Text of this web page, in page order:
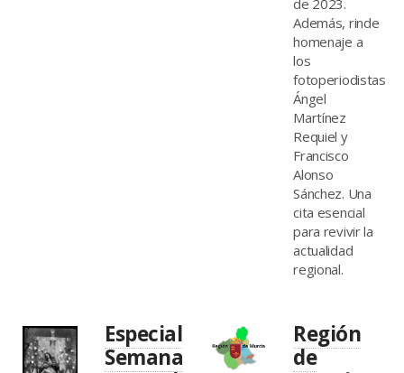
Además, rinde
homenaje a
los
fotoperiodistas
Ángel
Martínez
Requiel y
Francisco
Alonso
Sánchez. Una
cita esencial
para revivir la
actualidad
regional.
Especial
Semana
Región
de